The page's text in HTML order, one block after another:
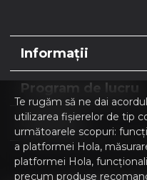
Informații
Program de lucru
Contacte
Te rugăm să ne dai
utilizarea fișierelor de tip
următoarele scopuri:
a platformei Hola,
platformei Hola,
precum produse